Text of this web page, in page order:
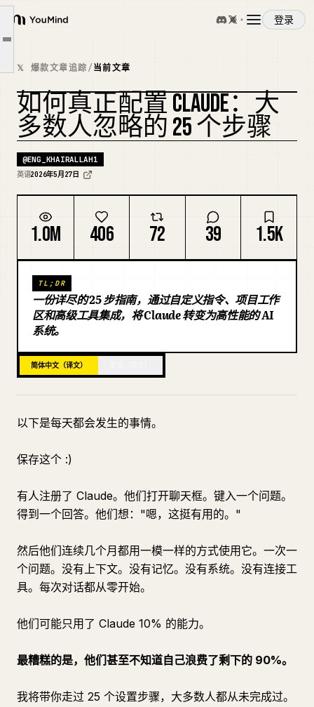
YouMind
登录
概览
使用案例
技能
提示词
定价
下载
博客
更新
第 6–10 步：建立记忆与一致性
第 25 步后的 Claude 是什么样的
𝕏 爆款文章追踪/当前文章
复刻封面
如何真正配置 CLAUDE：大
多数人忽略的 25 个步骤
@ENG_KHAIRALLAH1
英语2026年5月27日
1.0M 406 72 39 1.5K
TL;DR
一份详尽的 25 步指南，通过自定义指令、项目工作
区和高级工具集成，将 Claude 转变为高性能的 AI
系统。
简体中文（译文）
以下是每天都会发生的事情。
保存这个 :)
有人注册了 Claude。他们打开聊天框。键入一个问题。
得到一个回答。他们想："嗯，这挺有用的。"
然后他们连续几个月都用一模一样的方式使用它。一次一
个问题。没有上下文。没有记忆。没有系统。没有连接工
具。每次对话都从零开始。
他们可能只用了 Claude 10% 的能力。
最糟糕的是，他们甚至不知道自己浪费了剩下的 90%。
我将带你走过 25 个设置步骤，大多数人都从未完成过。